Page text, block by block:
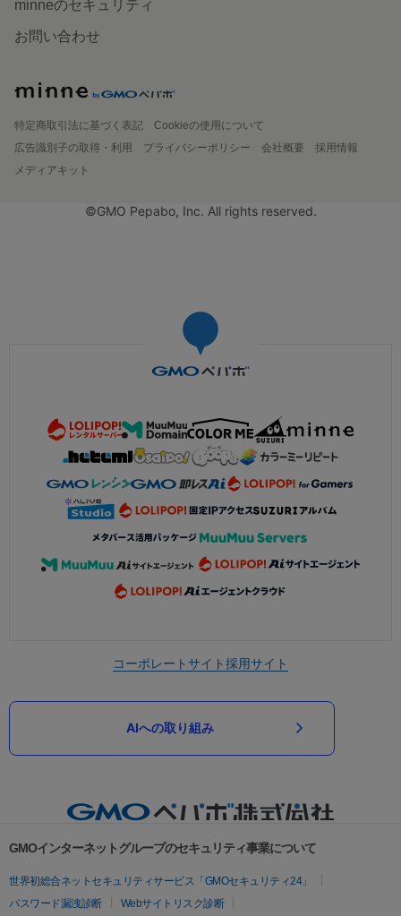
minneのセキュリティ
お問い合わせ
特定商取引法に基づく表記
Cookieの使用について
広告識別子の取得・利用
プライバシーポリシー 会社概要
採用情報
メディアキット
©GMO Pepabo, Inc. All rights reserved.
コーポレートサイト採用サイト
AIへの取り組み
GMOインターネットグループのセキュリティ事業について
世界初総合ネットセキュリティサービス「GMOセキュリティ24」
パスワード漏洩診断
Webサイトリスク診断